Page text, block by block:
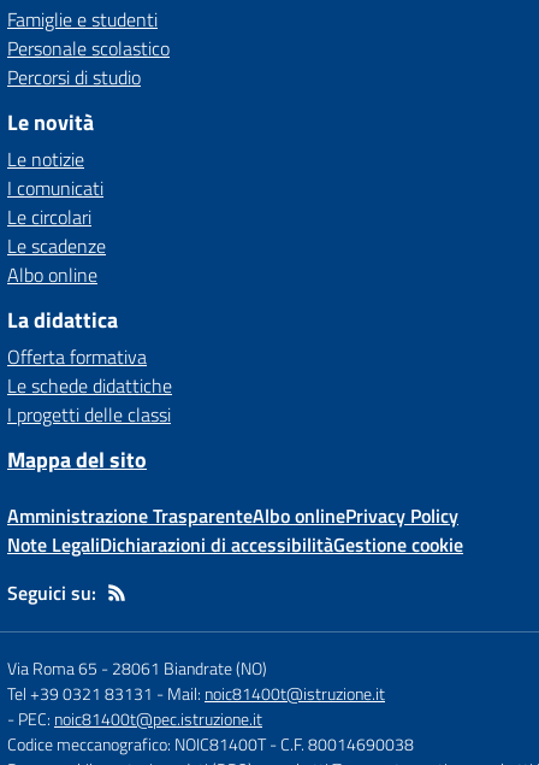
Famiglie e studenti
Personale scolastico
Percorsi di studio
Le novità
Le notizie
I comunicati
Le circolari
Le scadenze
Albo online
La didattica
Offerta formativa
Le schede didattiche
I progetti delle classi
Mappa del sito
Amministrazione TrasparenteAlbo onlinePrivacy Policy
Note LegaliDichiarazioni di accessibilitàGestione cookie
Seguici su:
Via Roma 65 -28061 Biandrate (NO)
Tel +39 0321 83131 - Mail: noic81400t@istruzione.it
- PEC: noic81400t@pec.istruzione.it
Codice meccanografico: NOIC81400T- C.F. 80014690038